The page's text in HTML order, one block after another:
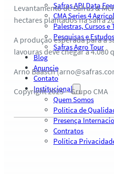
Safras API Data
CMA Series 4
Palestras, Cursos e
Pesquisas e
Safras Agro Tour
Blog
Anuncie
Contato
Institucional
Quem Somos
Política de
Presença
Contratos
Política
Levantamento de Safras &
hectares plantados na safra
A produção esperada para a
lavouras deve chegar a
Arno Baasch
Copyright 2025 – Grupo CMA